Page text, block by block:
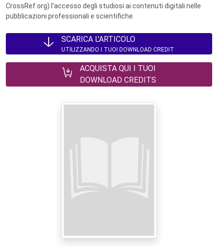
CrossRef.org) l’accesso degli studiosi ai contenuti digitali nelle
pubblicazioni professionali e scientifiche.
SCARICA L'ARTICOLO
UTILIZZANDO I TUOI DOWNLOAD CREDIT
ACQUISTA QUI I TUOI
DOWNLOAD CREDITS